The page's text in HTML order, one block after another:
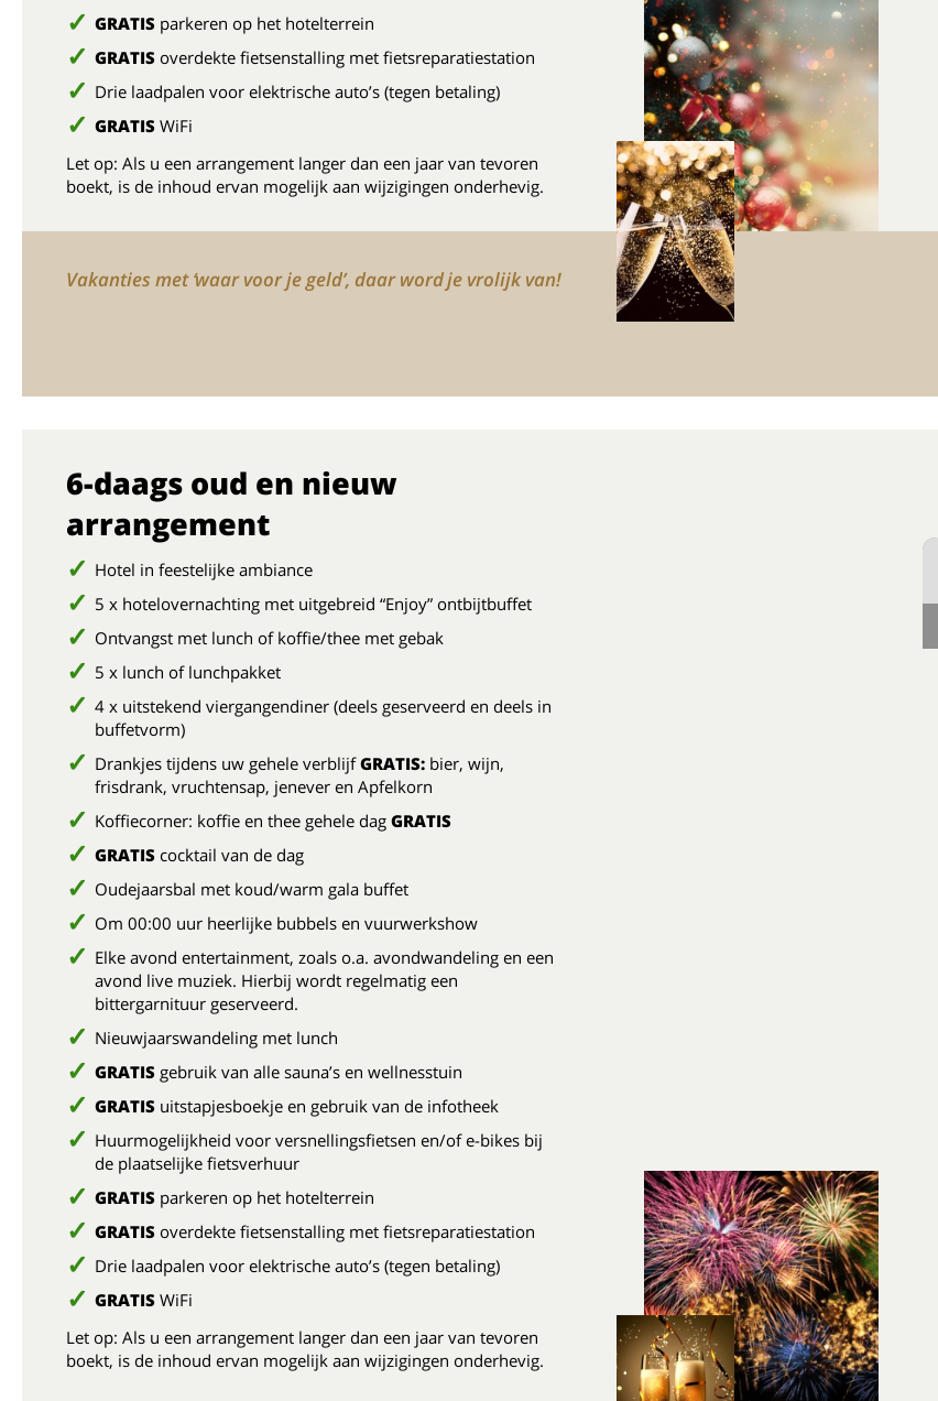
GRATIS parkeren op het hotelterrein
GRATIS overdekte fietsenstalling met fietsreparatiestation
Drie laadpalen voor elektrische auto’s (tegen betaling)
GRATIS WiFi
Let op: Als u een arrangement langer dan een jaar van tevoren
boekt, is de inhoud ervan mogelijk aan wijzigingen onderhevig.
Vakanties met ‘waar voor je geld’, daar word je vrolijk van!
6-daags oud en nieuw
arrangement
Hotel in feestelijke ambiance
5 x hotelovernachting met uitgebreid “Enjoy” ontbijtbuffet
Ontvangst met lunch of koffie/thee met gebak
5 x lunch of lunchpakket
4 x uitstekend viergangendiner (deels geserveerd en deels in
buffetvorm)
Drankjes tijdens uw gehele verblijfGRATIS: bier, wijn,
frisdrank, vruchtensap, jenever en Apfelkorn
Koffiecorner: koffie en thee gehele dag GRATIS
GRATIS cocktail van de dag
Oudejaarsbal met koud/warm gala buffet
Om 00:00 uur heerlijke bubbels en vuurwerkshow
Elke avond entertainment, zoals o.a. avondwandeling en een
avond live muziek. Hierbij wordt regelmatig een
bittergarnituur geserveerd.
Nieuwjaarswandeling met lunch
GRATIS gebruik van alle sauna’s en wellnesstuin
GRATIS uitstapjesboekje en gebruik van de infotheek
Huurmogelijkheid voor versnellingsfietsen en/of e-bikes bij
de plaatselijke fietsverhuur
GRATIS parkeren op het hotelterrein
GRATIS overdekte fietsenstalling met fietsreparatiestation
Drie laadpalen voor elektrische auto’s (tegen betaling)
GRATIS WiFi
Let op: Als u een arrangement langer dan een jaar van tevoren
boekt, is de inhoud ervan mogelijk aan wijzigingen onderhevig.